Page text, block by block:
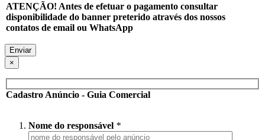
ATENÇÃO! Antes de efetuar o pagamento consultar
disponibilidade do banner preterido através dos nossos
contatos de email ou WhatsApp
×
Cadastro Anúncio - Guia Comercial
Nome do responsável *